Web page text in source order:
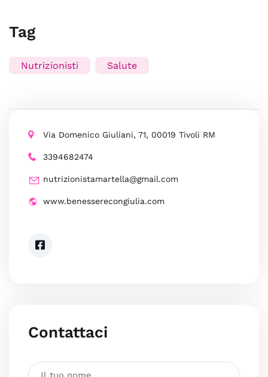
Tag
Nutrizionisti Salute
Via Domenico Giuliani, 71, 00019 Tivoli RM
3394682474
nutrizionistamartella@gmail.com
www.benesserecongiulia.com
Contattaci